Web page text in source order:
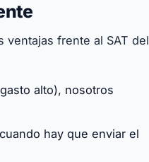
ventajas frente al SAT del
alto), nosotros
hay que enviar el